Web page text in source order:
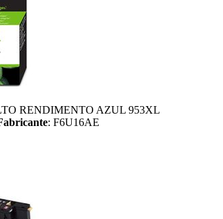
RENDIMENTO AZUL 953XL
: F6U16AE